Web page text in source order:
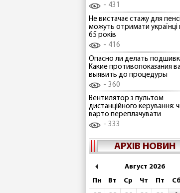
431
Не вистачає стажу для
можуть отримати українці
65 років
416
Опасно ли делать
Какие противопоказания
выявить до процедуры
360
Вентилятор з пультом
дистанційного керування:
варто переплачувати
333
АРХІВ НОВИН
Август 2026
Пн
Вт Ср Чт Пт